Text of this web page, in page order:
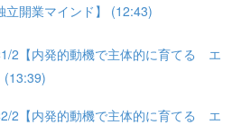
立開業マインド】 (12:43)
2【内発的動機で主体的に育てる エ
(13:39)
2【内発的動機で主体的に育てる エ